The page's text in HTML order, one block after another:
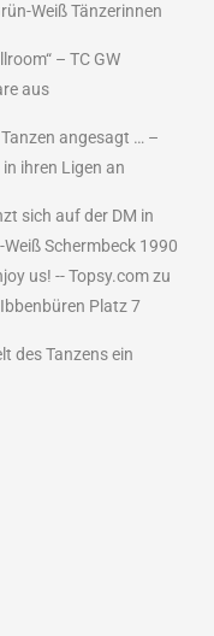
Weiß Tänzerinnen
– TC GW
aus
angesagt … –
ihren Ligen an
sich auf der DM in
Schermbeck 1990
us! -- Topsy.comzu
Platz 7
des Tanzens ein